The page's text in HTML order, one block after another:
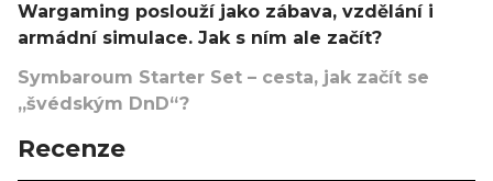
Wargaming poslouží jako zábava, vzdělání i
armádní simulace. Jak s ním ale začít?
Symbaroum Starter Set – cesta, jak začít se
„švédským DnD“?
Recenze